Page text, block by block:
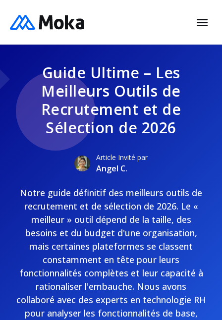
Guide Ultime – Les
Meilleurs Outils de
Recrutement et de
Sélection de 2026
Article Invité par
Angel C.
Notre guide définitif des meilleurs outils de
recrutement et de sélection de 2026. Le «
meilleur » outil dépend de la taille, des
besoins et du budget d'une organisation,
mais certaines plateformes se classent
constamment en tête pour leurs
fonctionnalités complètes et leur capacité à
rationaliser l'embauche. Nous avons
collaboré avec des experts en technologie RH
pour analyser les fonctionnalités de base,